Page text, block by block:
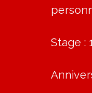
Stage :